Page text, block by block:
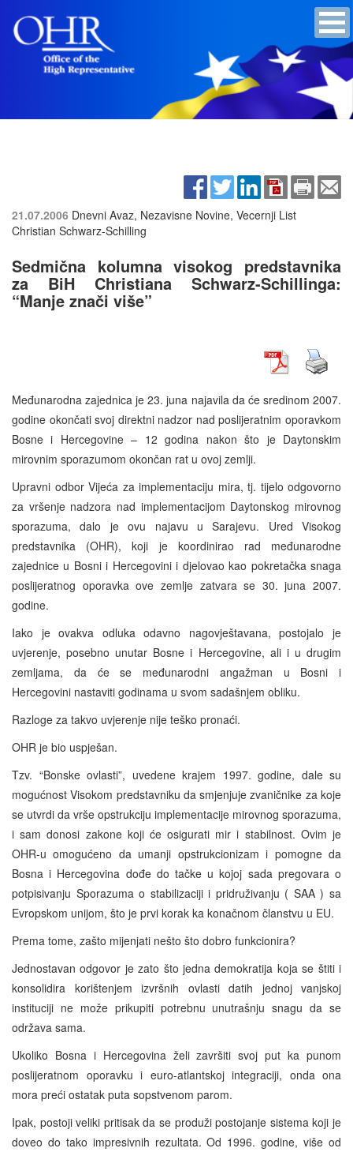
21.07.2006 Dnevni Avaz, Nezavisne Novine, Vecernji List
Christian Schwarz-Schilling
Sedmična kolumna visokog predstavnika
za BiH Christiana Schwarz-Schillinga:
“Manje znači više”
Međunarodna zajednica je 23. juna najavila da će sredinom 2007.
godine okončati svoj direktni nadzor nad poslijeratnim oporavkom
Bosne i Hercegovine – 12 godina nakon što je Daytonskim
mirovnim sporazumom okončan rat u ovoj zemlji.
Upravni odbor Vijeća za implementaciju mira, tj. tijelo odgovorno
za vršenje nadzora nad implementacijom Daytonskog mirovnog
sporazuma, dalo je ovu najavu u Sarajevu. Ured Visokog
predstavnika (OHR), koji je koordinirao rad međunarodne
zajednice u Bosni i Hercegovini i djelovao kao pokretačka snaga
poslijeratnog oporavka ove zemlje zatvara se 30. juna 2007.
godine.
Iako je ovakva odluka odavno nagovještavana, postojalo je
uvjerenje, posebno unutar Bosne i Hercegovine, ali i u drugim
zemljama, da će se međunarodni angažman u Bosni i
Hercegovini nastaviti godinama u svom sadašnjem obliku.
Razloge za takvo uvjerenje nije teško pronaći.
OHR je bio uspješan.
Tzv. “Bonske ovlasti”, uvedene krajem 1997. godine, dale su
mogućnost Visokom predstavniku da smjenjuje zvaničnike za koje
se utvrdi da vrše opstrukciju implementacije mirovnog sporazuma,
i sam donosi zakone koji će osigurati mir i stabilnost. Ovim je
OHR-u omogućeno da umanji opstrukcionizam i pomogne da
Bosna i Hercegovina dođe do tačke u kojoj sada pregovara o
potpisivanju Sporazuma o stabilizaciji i pridruživanju ( SAA) sa
Evropskom unijom, što je prvi korak ka konačnom članstvu u EU.
Prema tome, zašto mijenjati nešto što dobro funkcionira?
Jednostavan odgovor je zato što jedna demokratija koja se štiti i
konsolidira korištenjem izvršnih ovlasti datih jednoj vanjskoj
instituciji ne može prikupiti potrebnu unutrašnju snagu da se
održava sama.
Ukoliko Bosna i Hercegovina želi završiti svoj put ka punom
poslijeratnom oporavku i euro-atlantskoj integraciji, onda ona
mora preći ostatak puta sopstvenom parom.
Ipak, postoji veliki pritisak da se produži postojanje sistema koji je
doveo do tako impresivnih rezultata. Od 1996. godine, više od